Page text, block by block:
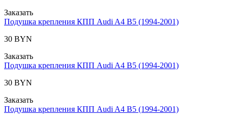
Заказать
Подушка крепления КПП Audi A4 B5 (1994-2001)
30 BYN
Заказать
Подушка крепления КПП Audi A4 B5 (1994-2001)
30 BYN
Заказать
Подушка крепления КПП Audi A4 B5 (1994-2001)